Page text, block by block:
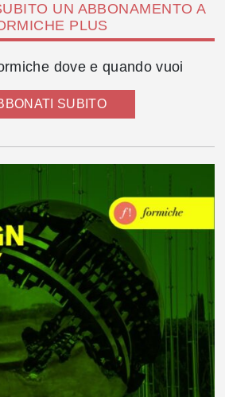
UN ABBONAMENTO A
PLUS
dove e quando vuoi
SUBITO